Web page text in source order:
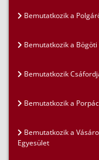
Bemutatkozik a
Bemutatkozik a
Bemutatkozik
Bemutatkozik a
Bemutatkozik a
Egyesület